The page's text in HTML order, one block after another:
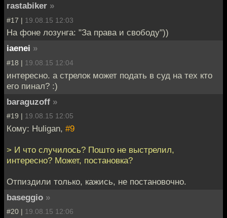
rastabiker »
#17 | 19.08.15 12:03
На фоне лозунга: "За права и свободу"))
iaenei »
#18 | 19.08.15 12:04
интересно. а стрелок может подать в суд на тех кто
его пинал? :)
baraguzoff »
#19 | 19.08.15 12:05
Кому: Huligan, #9
> И что случилось? Пошто не выстрелил,
интересно? Может, постановка?
Отпиздили только, кажись, не постановочно.
baseggio »
#20 | 19.08.15 12:06